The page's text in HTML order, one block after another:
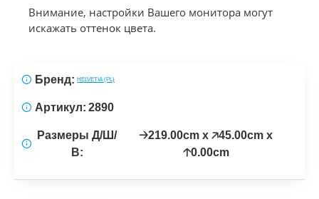
Внимание, настройки Вашего монитора могут
искажать оттенок цвета.
Бренд: HELVETIA (PL)
Артикул: 2890
Размеры Д/Ш/
В:
🡢219.00cm x 🡥45.00cm x
🡡0.00cm